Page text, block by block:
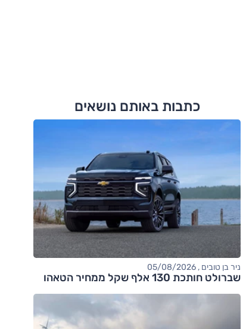
כתבות באותם נושאים
ניר בן טובים , 05/08/2026
שברולט חותכת 130 אלף שקל ממחיר הטאהו